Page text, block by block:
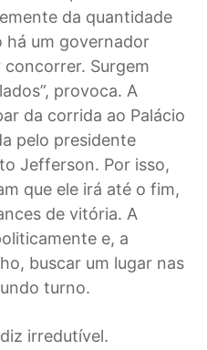
da quantidade
há um governador
Surgem
provoca. A
da corrida ao Palácio
pelo presidente
Jefferson. Por isso,
que ele irá até o fim,
de vitória. A
e, a
buscar um lugar nas
turno.
irredutível.